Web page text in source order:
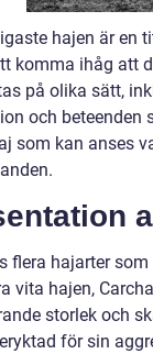
hajen är en
komma ihåg att
på olika sätt,
och
som kan anses
flera hajarter
vita hajen,
storlek och
för sin